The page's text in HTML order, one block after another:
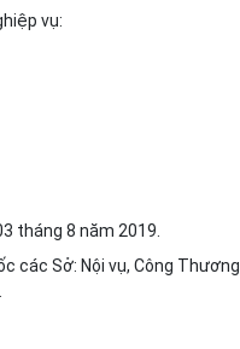
vụ:
tháng 8 năm 2019.
các Sở: Nội vụ, Công